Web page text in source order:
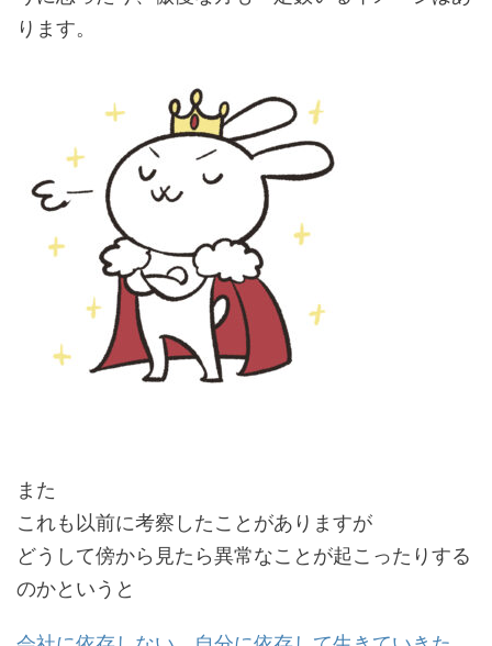
ります。
また
これも以前に考察したことがありますが
どうして傍から見たら異常なことが起こったりする
のかというと